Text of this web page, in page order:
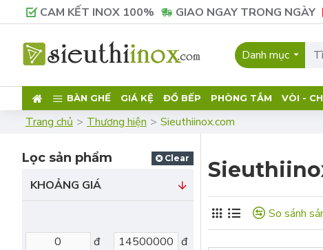
CAM KẾT INOX 100% GIAO NGAY TRONG NGÀY
Danh mục
BÀN GHẾ GIÁ KỆ ĐỒ BẾP PHÒNG TẮM VÒI -
Trang chủ Thương hiện Sieuthiinox.com
Lọc sản phẩm Clear
KHOẢNG GIÁ
đ đ
So sánh